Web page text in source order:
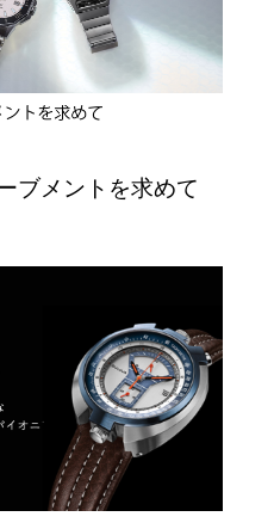
ブメントを求めて